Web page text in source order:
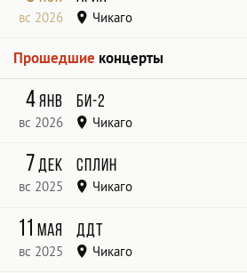
вс 2026 Чикаго
Joe’s Live Rosemont
Прошедшие концерты
4янв
вс 2026
Би-2
Чикаго
Joe's Live
7дек
вс 2025
Сплин
Чикаго
Joe’s Live
11мая
вс 2025
ДДТ
Чикаго